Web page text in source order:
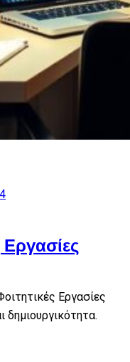
Εργασίες
Εργασίες
δημιουργικότητα.